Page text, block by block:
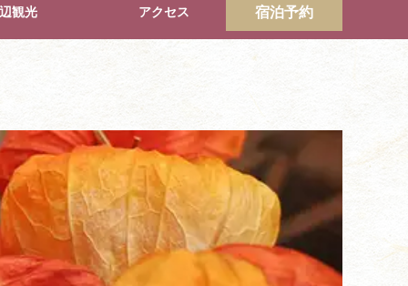
観光 アクセス 宿泊予約